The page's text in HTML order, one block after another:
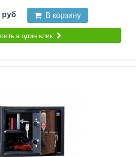
руб В корзину
в один клик